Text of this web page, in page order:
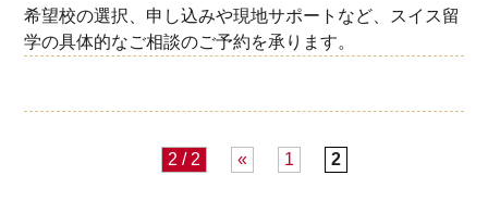
希望校の選択、申し込みや現地サポートなど、スイス留
学の具体的なご相談のご予約を承ります。
2 / 2 « 1 2